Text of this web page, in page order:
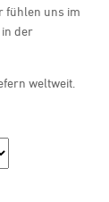
fühlen uns im
der
weltweit.